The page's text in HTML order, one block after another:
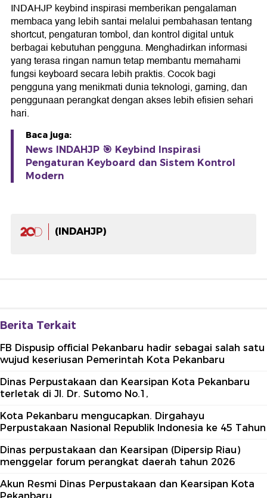
INDAHJP keybind inspirasi memberikan pengalaman
membaca yang lebih santai melalui pembahasan tentang
shortcut, pengaturan tombol, dan kontrol digital untuk
berbagai kebutuhan pengguna. Menghadirkan informasi
yang terasa ringan namun tetap membantu memahami
fungsi keyboard secara lebih praktis. Cocok bagi
pengguna yang menikmati dunia teknologi, gaming, dan
penggunaan perangkat dengan akses lebih efisien sehari
hari.
Baca juga:
News INDAHJP 🎯 Keybind Inspirasi
Pengaturan Keyboard dan Sistem Kontrol
Modern
(INDAHJP)
Berita Terkait
FB Dispusip official Pekanbaru hadir sebagai salah satu
wujud keseriusan Pemerintah Kota Pekanbaru
Dinas Perpustakaan dan Kearsipan Kota Pekanbaru
terletak di Jl. Dr. Sutomo No.1,
Kota Pekanbaru mengucapkan. Dirgahayu
Perpustakaan Nasional Republik Indonesia ke 45 Tahun
Dinas perpustakaan dan Kearsipan (Dipersip Riau)
menggelar forum perangkat daerah tahun 2026
Akun Resmi Dinas Perpustakaan dan Kearsipan Kota